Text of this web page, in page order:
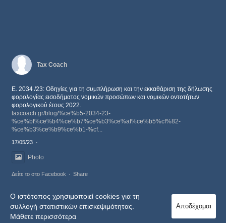
Tax Coach
Ε. 2034 /23: Οδηγίες για τη συμπλήρωση και την εκκαθάριση της δήλωσης
φορολογίας εισοδήματος νομικών προσώπων και νομικών οντοτήτων
φορολογικού έτους 2022.
taxcoach.gr/blog/%ce%b5-2034-23-
%ce%bf%ce%b4%ce%b7%ce%b3%ce%af%ce%b5%cf%82-
%ce%b3%ce%b9%ce%b1-%cf...
17/05/23 ·
Photo
Δείτε το στο Facebook · Share
Ο ιστότοπος χρησιμοποιεί cookies για τη
συλλογή στατιστικών επισκεψιμότητας.
Μάθετε περισσότερα
Αποδέχομαι